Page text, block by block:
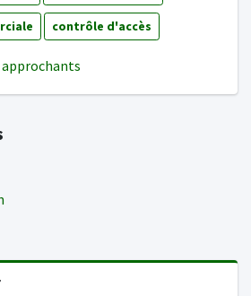
contrôle d'accès